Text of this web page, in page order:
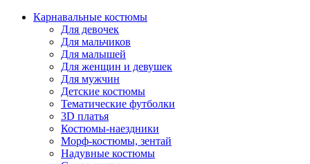
Карнавальные костюмы
Для девочек
Для мальчиков
Для малышей
Для женщин и девушек
Для мужчин
Детские костюмы
Тематические футболки
3D платья
Костюмы-наездники
Морф-костюмы, зентай
Надувные костюмы